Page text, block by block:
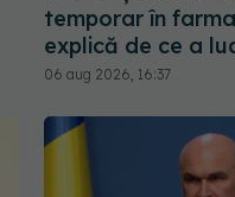
temporar în
explică de ce a
06 aug 2026, 16:37